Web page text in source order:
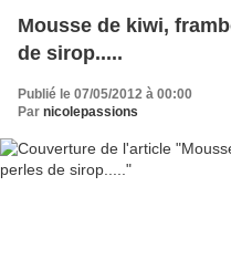
Mousse de kiwi,
de sirop.....
Publié le 07/05/2012 à 00:00
Par nicolepassions